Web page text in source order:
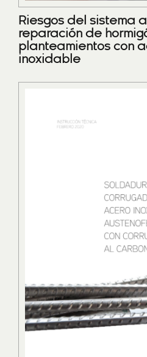
Riesgos del sistema
reparación de
planteamientos con
inoxidable